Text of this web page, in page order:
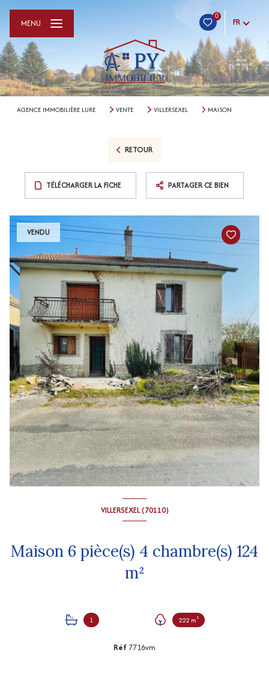
0
FR
MENU
AGENCE IMMOBILIÈRE LURE VENTE VILLERSEXEL MAISON
RETOUR
TÉLÉCHARGER LA FICHE PARTAGER CE BIEN
VENDU
VILLERSEXEL (70110)
Maison 6 pièce(s) 4 chambre(s) 124
m²
1 222 m²
Réf 7716vm